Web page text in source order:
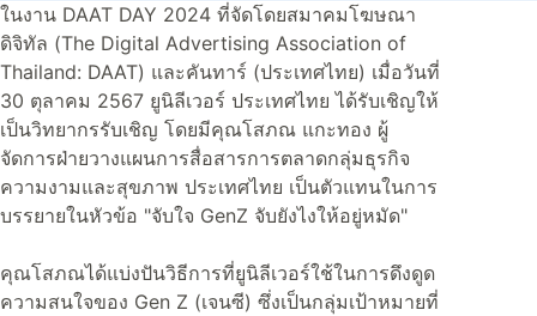
ในงาน DAAT DAY 2024 ที่จัดโดยสมาคมโฆษณา
ดิจิทัล (The Digital Advertising Association of
Thailand: DAAT) และคันทาร์ (ประเทศไทย) เมื่อวันที่
30 ตุลาคม 2567 ยูนิลีเวอร์ ประเทศไทย ได้รับเชิญให้
เป็นวิทยากรรับเชิญ โดยมีคุณโสภณ แกะทอง ผู้
จัดการฝ่ายวางแผนการสื่อสารการตลาดกลุ่มธุรกิจ
ความงามและสุขภาพ ประเทศไทย เป็นตัวแทนในการ
บรรยายในหัวข้อ "จับใจ GenZ จับยังไงให้อยู่หมัด"
คุณโสภณได้แบ่งปันวิธีการที่ยูนิลีเวอร์ใช้ในการดึงดูด
ความสนใจของ Gen Z (เจนซี) ซึ่งเป็นกลุ่มเป้าหมายที่